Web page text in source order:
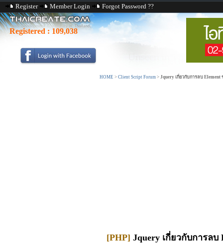
Register Member Login Forgot Password ??
Registered : 109,038
HOME > Client Script Forum > Jquery เกี่ยวกับการลบ
[PHP] Jquery เกี่ยวกับการล